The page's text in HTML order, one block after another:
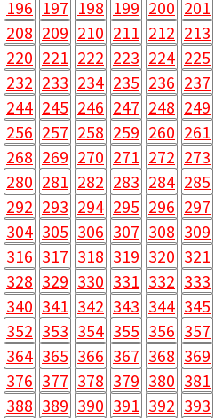
196 197 198 199 200 201
208 209 210 211 212 213
220 221 222 223 224 225
232 233 234 235 236 237
244 245 246 247 248 249
256 257 258 259 260 261
268 269 270 271 272 273
280 281 282 283 284 285
292 293 294 295 296 297
304 305 306 307 308 309
316 317 318 319 320 321
328 329 330 331 332 333
340 341 342 343 344 345
352 353 354 355 356 357
364 365 366 367 368 369
376 377 378 379 380 381
388 389 390 391 392 393